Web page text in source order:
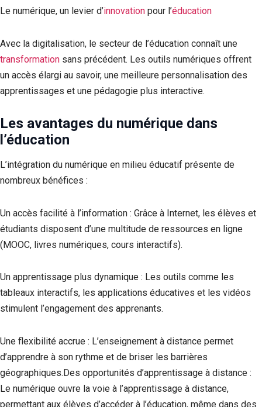
Le numérique, un levier d’innovation pour l’éducation
Avec la digitalisation, le secteur de l’éducation connaît une
transformation sans précédent. Les outils numériques offrent
un accès élargi au savoir, une meilleure personnalisation des
apprentissages et une pédagogie plus interactive.
Les avantages du numérique dans
l’éducation
L’intégration du numérique en milieu éducatif présente de
nombreux bénéfices :
Un accès facilité à l’information : Grâce à Internet, les élèves et
étudiants disposent d’une multitude de ressources en ligne
(MOOC, livres numériques, cours interactifs).
Un apprentissage plus dynamique : Les outils comme les
tableaux interactifs, les applications éducatives et les vidéos
stimulent l’engagement des apprenants.
Une flexibilité accrue : L’enseignement à distance permet
d’apprendre à son rythme et de briser les barrières
géographiques.Des opportunités d’apprentissage à distance :
Le numérique ouvre la voie à l’apprentissage à distance,
permettant aux élèves d’accéder à l’éducation, même dans des